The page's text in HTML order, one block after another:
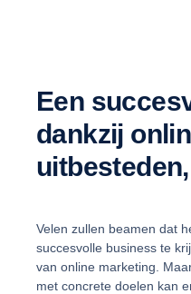
Een
dankzij
Velen zullen beamen dat
succesvolle business te
van online marketing.
met concrete doelen kan